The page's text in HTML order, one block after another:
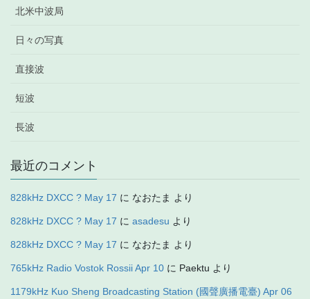
北米中波局
日々の写真
直接波
短波
長波
最近のコメント
828kHz DXCC ? May 17 に なおたま より
828kHz DXCC ? May 17 に asadesu より
828kHz DXCC ? May 17 に なおたま より
765kHz Radio Vostok Rossii Apr 10 に Paektu より
1179kHz Kuo Sheng Broadcasting Station (國聲廣播電臺) Apr 06